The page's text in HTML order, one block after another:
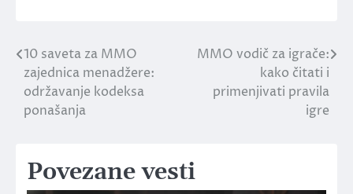
Post
navigation
10 saveta za MMO
zajednica menadžere:
održavanje kodeksa
ponašanja
MMO vodič za igrače:
kako čitati i
primenjivati pravila
igre
Povezane vesti